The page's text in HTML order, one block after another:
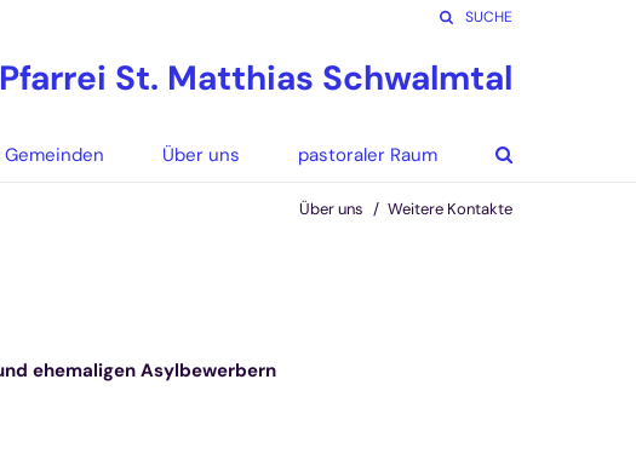
SUCHE
Pfarrei St. Matthias Schwalmtal
Gemeinden Über uns pastoraler Raum
Über uns Weitere Kontakte
ehemaligen Asylbewerbern